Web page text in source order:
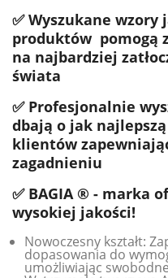
✅ Wyszukane
produktów pomogą
na najbardziej
świata
✅ Profesjonalnie
dbają o jak najlepszą
klientów
zagadnieniu
✅ BAGIA ® - marka
wysokiej jakości!
Nowoczesny kształt:
dopasowania do
umożliwiając